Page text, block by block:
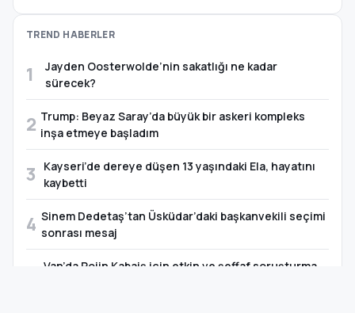
TREND HABERLER
1
Jayden Oosterwolde’nin sakatlığı ne kadar
sürecek?
2 Trump: Beyaz Saray’da büyük bir askeri kompleks
inşa etmeye başladım
3
Kayseri’de dereye düşen 13 yaşındaki Ela, hayatını
kaybetti
4 Sinem Dedetaş’tan Üsküdar’daki başkanvekili seçimi
sonrası mesaj
Van’da Rojin Kabaiş için etkin ve şeffaf soruşturma